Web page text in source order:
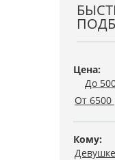
Цена:
До
От 6500
Кому:
Девушке